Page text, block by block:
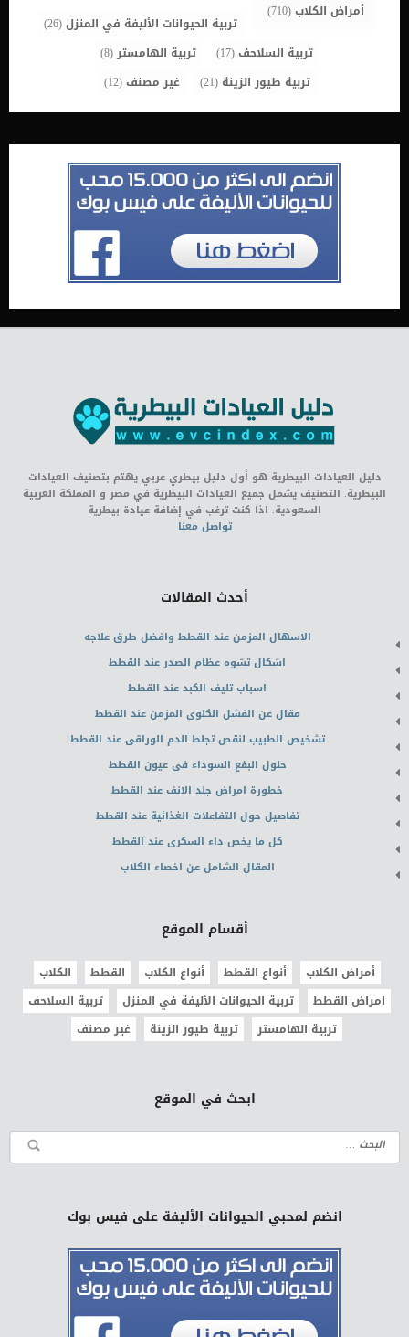
أمراض الكلاب(710)
تربية الحيوانات الأليفة في المنزل(26)
تربية السلاحف(17) تربية الهامستر(8)
تربية طيور الزينة (21) غير مصنف(12)
دليل العيادات البيطرية هو أول دليل بيطري عربي يهتم بتصنيف العيادات
البيطرية. التصنيف يشمل جميع العيادات البيطرية في مصر و المملكة العربية
السعودية. اذا كنت ترغب في إضافة عيادة بيطرية
تواصل معنا
أحدث المقالات
الاسهال المزمن عند القطط وافضل طرق علاجه
اشكال تشوه عظام الصدر عند القطط
اسباب تليف الكبد عند القطط
مقال عن الفشل الكلوى المزمن عند القطط
تشخيص الطبيب لنقص تجلط الدم الوراقى عند القطط
حلول البقع السوداء فى عيون القطط
خطورة امراض جلد الانف عند القطط
تفاصيل حول التفاعلات الغذائية عند القطط
كل ما يخص داء السكرى عند القطط
المقال الشامل عن اخصاء الكلاب
أقسام الموقع
أمراض الكلاب أنواع القطط أنواع الكلاب القطط
الكلاب
امراض القطط
تربية الحيوانات الأليفة في المنزل
تربية السلاحف
تربية الهامستر
تربية طيور الزينة غير مصنف
ابحث في الموقع
انضم لمحبي الحيوانات الأليفة على فيس بوك